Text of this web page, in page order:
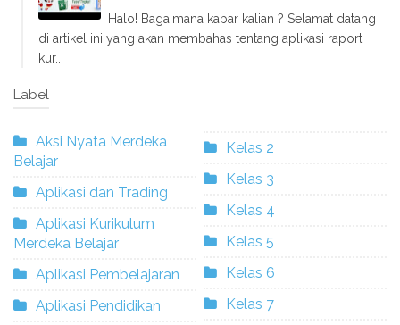
Halo! Bagaimana kabar kalian ? Selamat datang
di artikel ini yang akan membahas tentang aplikasi raport
kur...
Label
Aksi Nyata Merdeka
Belajar
Aplikasi dan Trading
Aplikasi Kurikulum
Merdeka Belajar
Aplikasi Pembelajaran
Aplikasi Pendidikan
Kelas 2
Kelas 3
Kelas 4
Kelas 5
Kelas 6
Kelas 7